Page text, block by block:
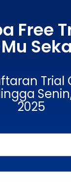
Free
Trial
2025